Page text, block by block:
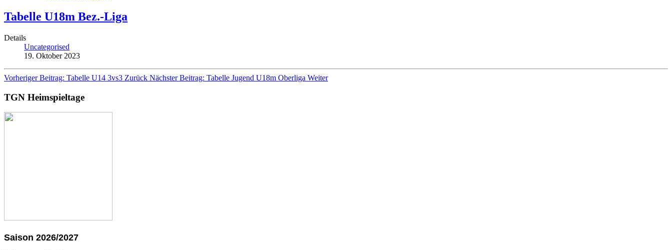
Tabelle U18m Bez.-Liga
Details
Uncategorised
19. Oktober 2023
Vorheriger Beitrag: Tabelle U14 3vs3 Zurück Nächster Beitrag: Tabelle Jugend U18m Oberliga Weiter
TGN Heimspieltage
Saison 2026/2027